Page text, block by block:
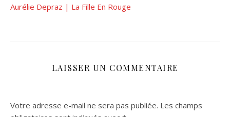
Aurélie Depraz | La Fille En Rouge
LAISSER UN COMMENTAIRE
Votre adresse e-mail ne sera pas publiée. Les champs